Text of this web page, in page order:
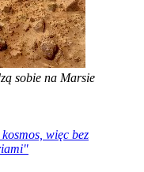
sobie na Marsie
więc bez